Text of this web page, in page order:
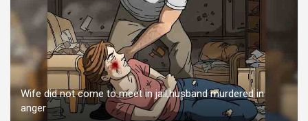
Wife did not come to meet in jail,husband murdered in
anger